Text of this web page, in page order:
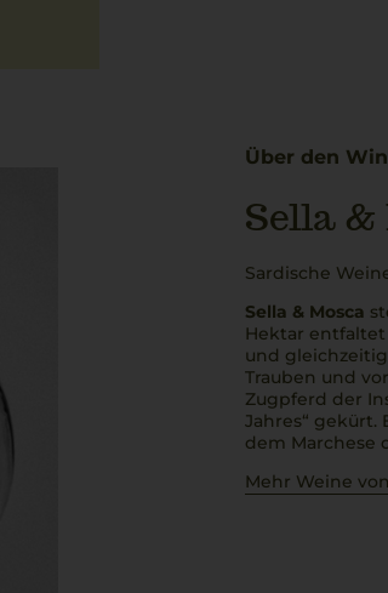
Über den
Sella &
Sardische
Sella & Mosca
Hektar
und
Trauben und
Zugpferd der
Jahres“ gekürt.
dem Marchese
Mehr Weine